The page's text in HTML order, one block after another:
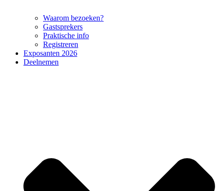
Waarom bezoeken?
Gastsprekers
Praktische info
Registreren
Exposanten 2026
Deelnemen